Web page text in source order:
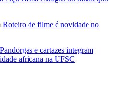
Roteiro de filme é novidade no
Pandorgas e cartazes integram
africana na UFSC